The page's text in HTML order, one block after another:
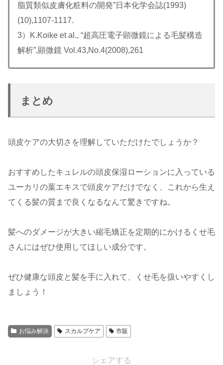
脂質類似皮膚化粧料の開発”日本化学会誌(1993)
(10),1107-1117.
3）K.Koike et al., “超高圧電子顕微鏡による毛髪構造
解析”,顕微鏡 Vol.43,No.4(2008),261
まとめ
頭皮ケアの大切さを理解していただけたでしょうか？
おすすめしたキュレルの頭皮保湿ローションに入っている
ユーカリの葉エキスで頭皮ケアだけでなく、これから生え
てくる髪の質まで良くなるなんて驚きですね。
髪へのダメージが大きい縮毛矯正を定期的にかけるくせ毛
さんにはぜひ使用してほしい成分です。
ぜひ健康な頭皮と髪を手に入れて、くせ毛を扱いやすくし
ましょう！
お悩み解決 スカルプケア 市販
シェアする